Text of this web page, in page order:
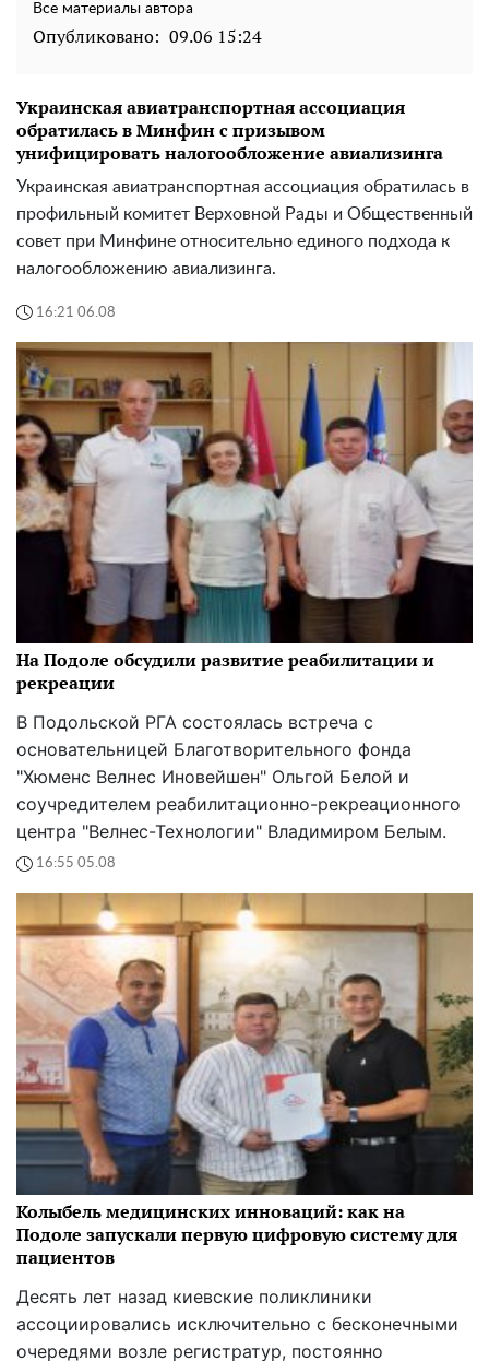
Все материалы автора
Опубликовано: 09.06 15:24
Украинская авиатранспортная ассоциация
обратилась в Минфин с призывом
унифицировать налогообложение авиализинга
Украинская авиатранспортная ассоциация обратилась в
профильный комитет Верховной Рады и Общественный
совет при Минфине относительно единого подхода к
налогообложению авиализинга.
16:21 06.08
На Подоле обсудили развитие реабилитации и
рекреации
В Подольской РГА состоялась встреча с
основательницей Благотворительного фонда
"Хюменс Велнес Иновейшен" Ольгой Белой и
соучредителем реабилитационно-рекреационного
центра "Велнес-Технологии" Владимиром Белым.
16:55 05.08
Колыбель медицинских инноваций: как на
Подоле запускали первую цифровую систему для
пациентов
Десять лет назад киевские поликлиники
ассоциировались исключительно с бесконечными
очередями возле регистратур, постоянно